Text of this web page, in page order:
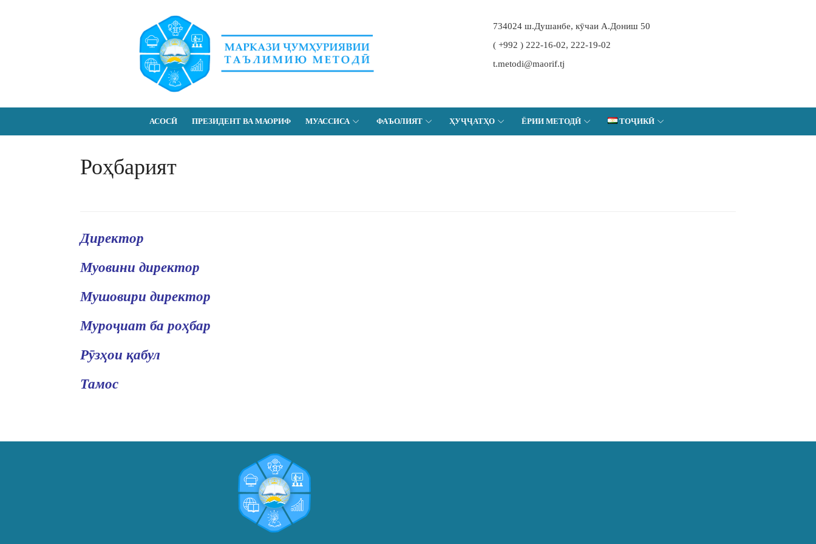
734024 ш.Душанбе, кӯчаи А.Дониш 50
( +992 ) 222-16-02, 222-19-02
t.metodi@maorif.tj
АСОСӢ ПРЕЗИДЕНТ ВА МАОРИФ МУАССИСА ФАЪОЛИЯТ ҲУҶҶАТҲО ЁРИИ МЕТОДӢ ТОҶИКӢ
Роҳбарият
Директор
Муовини директор
Мушовири директор
Муроҷиат ба роҳбар
Рӯзҳои қабул
Тамос